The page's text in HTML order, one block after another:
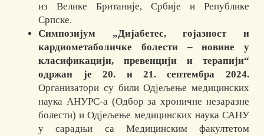
из Велике Британије, Србије и Републике
Српске.
Симпозијум „Дијабетес, гојазност и
кардиометаболичке болести – новине у
класификацији, превенцији и терапији“
одржан је 20. и 21. септембра 2024.
Организатори су били Одјељење медицинских
наука АНУРС-а (Одбор за хроничне незаразне
болести) и Одјељење медицинских наука САНУ
у сарадњи са Медицинским факултетом